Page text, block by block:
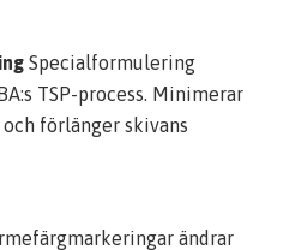
Specialformulering
TSP-process. Minimerar
förlänger skivans
ändrar